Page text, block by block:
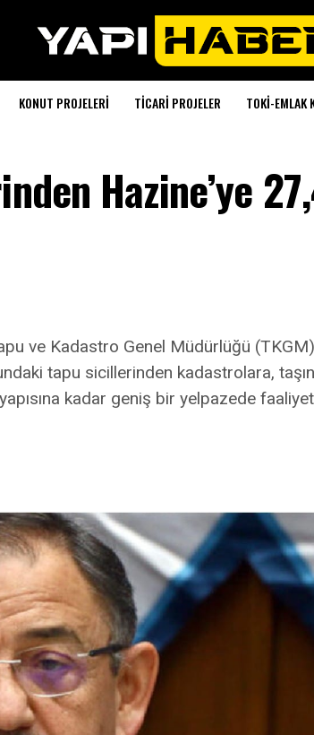
KONUT PROJELERI TICARI PROJELER TOKI-EMLAK
Hazine’ye
ve Kadastro Genel Müdürlüğü
tapu sicillerinden kadastrolara,
kadar geniş bir yelpazede faaliyet